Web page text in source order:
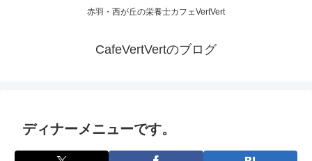
赤羽・西が丘の栄養士カフェVertVert
CafeVertVertのブログ
ディナーメニューです。